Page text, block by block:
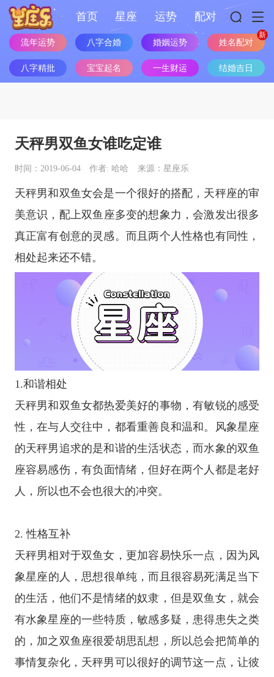
首页 星座 运势 配对
流年运势 八字合婚 婚姻运势 姓名配对
八字精批 宝宝起名 一生财运 结婚吉日
天秤男双鱼女谁吃定谁
时间：2019-06-04 作者: 哈哈 来源：星座乐
天秤男和双鱼女会是一个很好的搭配， 天秤座的审
美意识，配上双鱼座多变的想象力，会激发出很多
真正富有创意的灵感。而且两个人性格也有同性，
相处起来还不错。
1.和谐相处
天秤男和双鱼女都热爱美好的事物，有敏锐的感受
性，在与人交往中，都看重善良和温和。
风象星座
的天秤男追求的是和谐的生活状态，而水象的双鱼
座容易感伤，有负面情绪，但好在两个人都是老好
人，所以也不会也很大的冲突。
2. 性格互补
天秤男相对于双鱼女，更加容易快乐一点，因为风
象星座的人，思想很单纯，而且很容易死满足当下
的生活，他们不是情绪的奴隶，但是双鱼女，就会
有水象星座的一些特质，敏感多疑，患得患失之类
的，加之双鱼座很爱胡思乱想，所以总会把简单的
事情复杂化，天秤男可以很好的调节这一点，让彼